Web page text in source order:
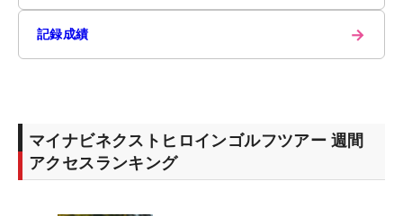
記録成績 →
マイナビネクストヒロインゴルフツアー 週間
アクセスランキング